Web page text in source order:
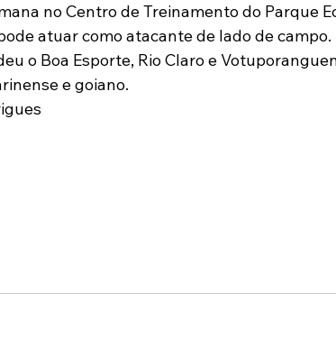
no Centro de Treinamento do Parque
atuar como atacante de lado de campo.
o Boa Esporte, Rio Claro e
e goiano.